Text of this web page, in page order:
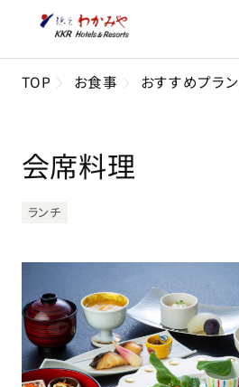
TOP お食事 おすすめプラン
会席料理
ランチ